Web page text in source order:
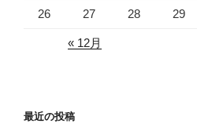
26 27 28 29
« 12月
最近の投稿